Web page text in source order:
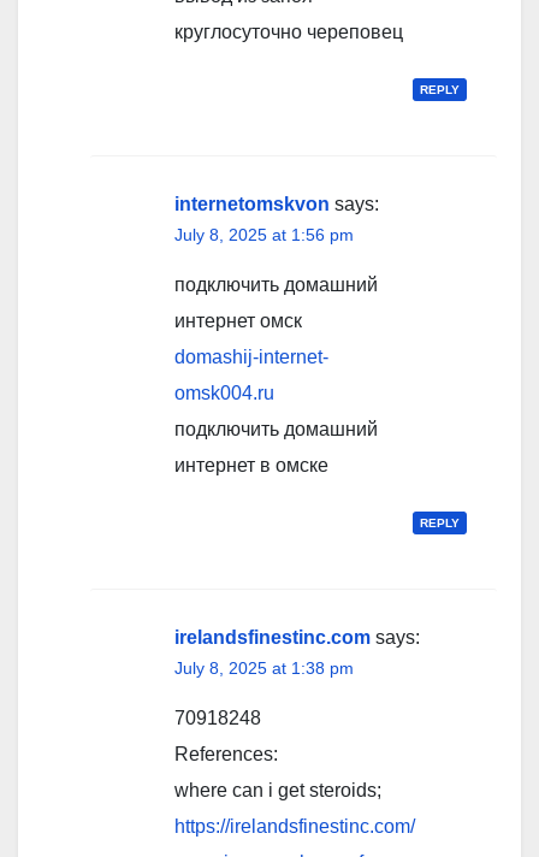
круглосуточно череповец
REPLY
internetomskvon says:
July 8, 2025 at 1:56 pm
подключить домашний
интернет омск
domashij-internet-
omsk004.ru
подключить домашний
интернет в омске
REPLY
irelandsfinestinc.com says:
July 8, 2025 at 1:38 pm
70918248
References:
where can i get steroids;
https://irelandsfinestinc.com/